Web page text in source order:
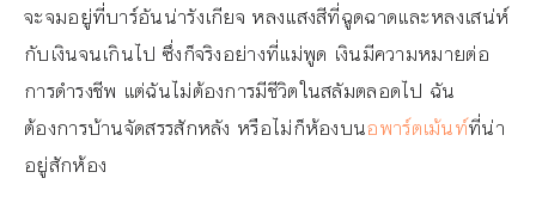
จะจมอยู่ที่บาร์อันน่ารังเกียจ หลงแสงสีที่ฉูดฉาดและหลงเสน่ห์
กับเงินจนเกินไป ซึ่งก็จริงอย่างที่แม่พูด เงินมีความหมายต่อ
การดำรงชีพ แต่ฉันไม่ต้องการมีชีวิตในสลัมตลอดไป ฉัน
ต้องการบ้านจัดสรรสักหลัง หรือไม่ก็ห้องบนอพาร์ตเม้นท์ที่น่า
อยู่สักห้อง